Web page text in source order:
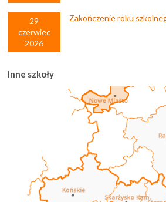
29
czerwiec
2026
Zakończenie roku
Inne szkoły